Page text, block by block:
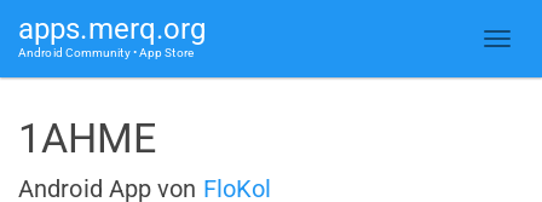
apps.merq.org
Android Community • App Store
1AHME
Android App von FloKol